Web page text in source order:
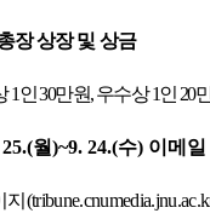
장 상장 및 상금
1인30만원,우수상1인 20
월)~9. 24.(수) 이메